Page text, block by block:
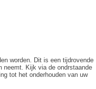
worden. Dit is een tijdrovende
neemt. Kijk via de ondrstaande
tot het onderhouden van uw